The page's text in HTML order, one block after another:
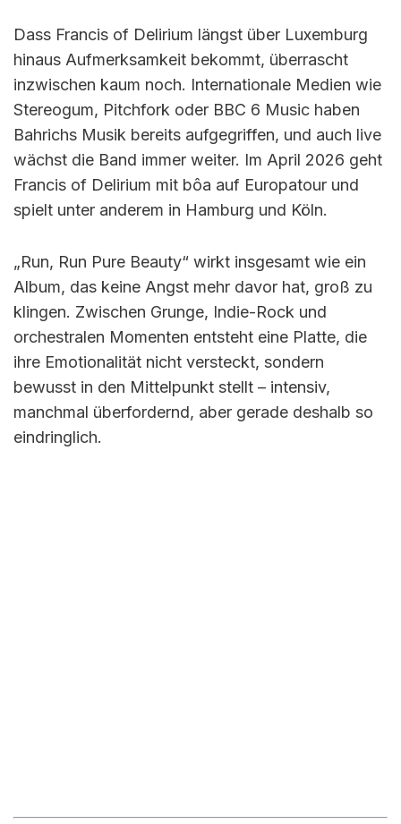
Dass Francis of Delirium längst über Luxemburg
hinaus Aufmerksamkeit bekommt, überrascht
inzwischen kaum noch. Internationale Medien wie
Stereogum, Pitchfork oder BBC 6 Music haben
Bahrichs Musik bereits aufgegriffen, und auch live
wächst die Band immer weiter. Im April 2026 geht
Francis of Delirium mit bôa auf Europatour und
spielt unter anderem in Hamburg und Köln.
„Run, Run Pure Beauty“ wirkt insgesamt wie ein
Album, das keine Angst mehr davor hat, groß zu
klingen. Zwischen Grunge, Indie-Rock und
orchestralen Momenten entsteht eine Platte, die
ihre Emotionalität nicht versteckt, sondern
bewusst in den Mittelpunkt stellt – intensiv,
manchmal überfordernd, aber gerade deshalb so
eindringlich.